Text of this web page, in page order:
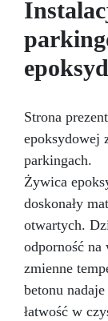
Strona
epoksydowej
parkingach.
Żywica
doskonały
otwartych.
odporność
zmienne
betonu
łatwość w